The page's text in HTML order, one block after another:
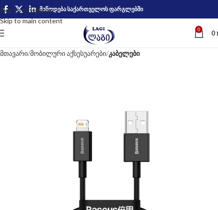
Skip to navigation
Skip to main content
მიწოდება საქართველოს ფარგლებში
0 0
მთავარი მობილური აქსესუარები კაბელები